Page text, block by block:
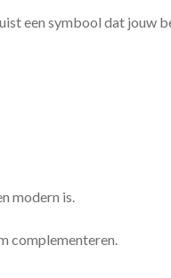
een symbool dat jouw
modern is.
complementeren.